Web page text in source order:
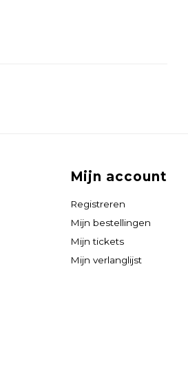
Mijn account
Registreren
Mijn bestellingen
Mijn tickets
Mijn verlanglijst